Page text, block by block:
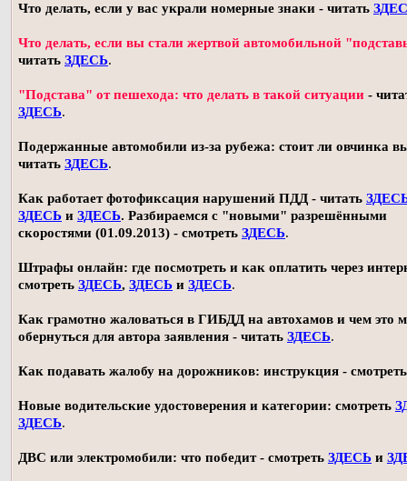
Что делать, если у вас украли номерные знаки - читать
Что делать, если вы стали жертвой автомобильной
читать ЗДЕСЬ.
"Подстава" от пешехода: что делать в такой ситуации -
ЗДЕСЬ.
Подержанные автомобили из-за рубежа: стоит ли овчинка
читать ЗДЕСЬ.
Как работает фотофиксация нарушений ПДД - читать
ЗДЕСЬ и ЗДЕСЬ. Разбираемся с "новыми" разрешёнными
скоростями (01.09.2013) - смотреть ЗДЕСЬ.
Штрафы онлайн: где посмотреть и как оплатить через
смотреть ЗДЕСЬ, ЗДЕСЬ и ЗДЕСЬ.
Как грамотно жаловаться в ГИБДД на автохамов и чем это
обернуться для автора заявления - читать ЗДЕСЬ.
Как подавать жалобу на дорожников: инструкция -
Новые водительские удостоверения и категории: смотреть
ЗДЕСЬ.
ДВС или электромобили: что победит - смотреть ЗДЕСЬ и